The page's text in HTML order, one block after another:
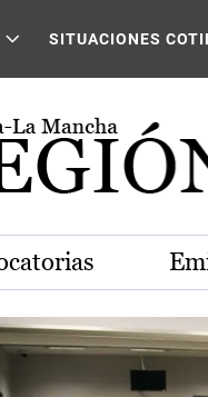
SITUACIONES